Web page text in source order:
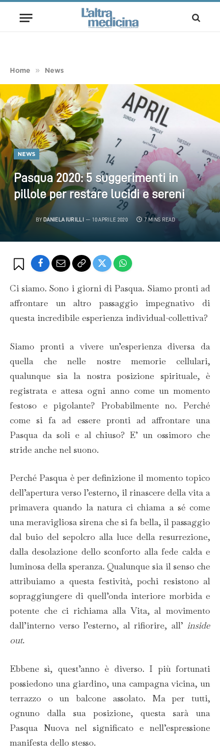
Home » News
NEWS
Pasqua 2020: 5 suggerimenti in
pillole per restare lucidi e sereni
BY DANIELA IURILLI 10 APRILE 2020 7 MINS READ
Ci siamo. Sono i giorni di Pasqua. Siamo pronti ad
affrontare un altro passaggio impegnativo di
questa incredibile esperienza individual-collettiva?
Siamo pronti a vivere un’esperienza diversa da
quella che nelle nostre memorie cellulari,
qualunque sia la nostra posizione spirituale, è
registrata e attesa ogni anno come un momento
festoso e pigolante? Probabilmente no. Perché
come si fa ad essere pronti ad affrontare una
Pasqua da soli e al chiuso? E’ un ossimoro che
stride anche nel suono.
Perché Pasqua è per definizione il momento topico
dell’apertura verso l’esterno, il rinascere della vita a
primavera quando la natura ci chiama a sé come
una meravigliosa sirena che si fa bella, il passaggio
dal buio del sepolcro alla luce della resurrezione,
dalla desolazione dello sconforto alla fede calda e
luminosa della speranza. Qualunque sia il senso che
attribuiamo a questa festività, pochi resistono al
sopraggiungere di quell’onda interiore morbida e
potente che ci richiama alla Vita, al movimento
dall’interno verso l’esterno, al rifiorire, all’ inside
out.
Ebbene sì, quest’anno è diverso. I più fortunati
possiedono una giardino, una campagna vicina, un
terrazzo o un balcone assolato. Ma per tutti,
ognuno dalla sua posizione, questa sarà una
Pasqua Nuova nel significato e nell’espressione
manifesta dello stesso.